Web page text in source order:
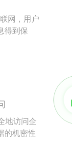
网，用户
得到保
地访问企
的机密性